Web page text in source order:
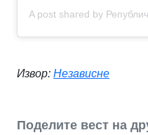
Извор: Независне
Поделите вест на